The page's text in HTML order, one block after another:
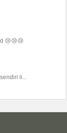
😢😢😢
li...